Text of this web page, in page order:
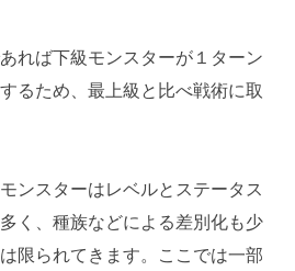
れば下級モンスターが１ターン
るため、最上級と比べ戦術に取
ンスターはレベルとステータス
く、種族などによる差別化も少
限られてきます。ここでは一部